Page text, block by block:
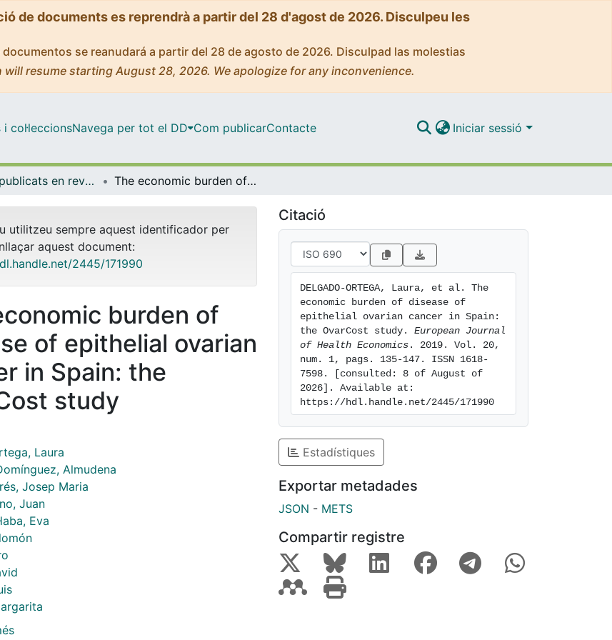
de documents es reprendrà a partir del 28 d'agost de 2026. Disculpeu les
se reanudará a partir del 28 de agosto de 2026. Disculpad las molestias
resume starting August 28, 2026. We apologize for any inconvenience.
col·leccionsNavega per tot el DD Com publicarContacte Iniciar sessió
Articles publicats en revistes (Ciències Clíniques) The economic burden of disease of epithelial ovarian cancer in Spain: the OvarCost study
utilitzeu sempre aquest identificador per
aquest document:
2445/171990
burden of
of epithelial ovarian
in Spain: the
study
Laura
Almudena
Josep Maria
Juan
Eva
Citació
DELGADO-ORTEGA, Laura, et al. The
economic burden of disease of
epithelial ovarian cancer in Spain:
the OvarCost study. European Journal
of Health Economics . 2019. Vol. 20,
num. 1, pags. 135-147. ISSN 1618-
7598. [consulted: 8 of August of
2026]. Available at:
https://hdl.handle.net/2445/171990
Estadístiques
Exportar metadades
JSON - METS
Compartir registre